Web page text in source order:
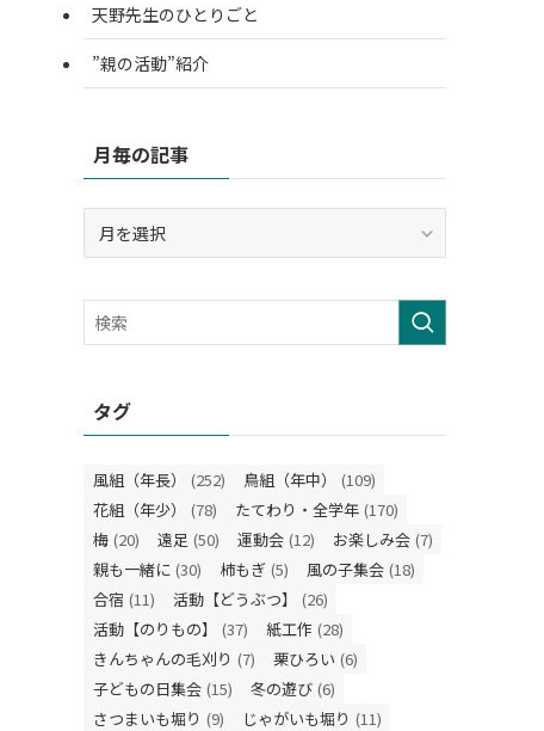
天野先生のひとりごと
”親の活動”紹介
月毎の記事
記
事
タグ
風組（年長） (252) 鳥組（年中）
(109)
花組（年少）
(78) たてわり・全学年 (170)
梅 (20) 遠足 (50) 運動会 (12) お楽しみ会 (7)
親も一緒に (30) 柿もぎ (5) 風の子集会 (18)
合宿 (11) 活動【どうぶつ】
(26)
活動【のりもの】
(37) 紙工作 (28)
きんちゃんの毛刈り (7) 栗ひろい (6)
子どもの日集会 (15) 冬の遊び (6)
さつまいも堀り (9) じゃがいも堀り (11)